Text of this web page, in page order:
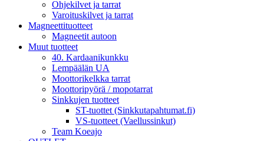
Ohjekilvet ja tarrat
Varoituskilvet ja tarrat
Magneettituotteet
Magneetit autoon
Muut tuotteet
40. Kardaanikunkku
Lempäälän UA
Moottorikelkka tarrat
Moottoripyörä / mopotarrat
Sinkkujen tuotteet
ST-tuottet (Sinkkutapahtumat.fi)
VS-tuotteet (Vaellussinkut)
Team Koeajo